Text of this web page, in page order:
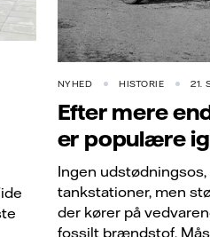
NYHED HISTORIE 21.
Efter mere
er populære
Ingen
tankstationer, men
der kører på
fossilt brændstof.